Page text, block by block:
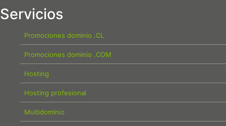
Servicios
Promociones dominio .CL
Promociones dominio .COM
Hosting
Hosting profesional
Multidominio